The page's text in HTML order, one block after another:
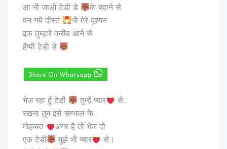
आ भी जाओ टेडी डे
के बहाने से
बन गये दोस्त
भी मेरे दुश्मन
इक तुम्हारे करीब आने से
हैप्पी टेडी डे
Share On Whatsapp
भेज रहा हूँ टेडी तुम्हें प्यार
से..
रखना तुम इसे सम्भाल के..
मोहब्बत
अगर है तो भेज दो
एक टेडी
मुझे भी प्यार
से।